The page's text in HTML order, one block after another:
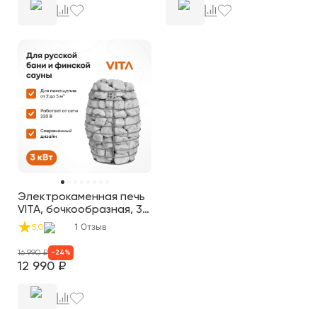
Электрокаменная печь
VITA, бочкообразная, 3
кВт, нерж.
5,0 1 Отзыв
12 990 ₽
16 990₽ - 24 %